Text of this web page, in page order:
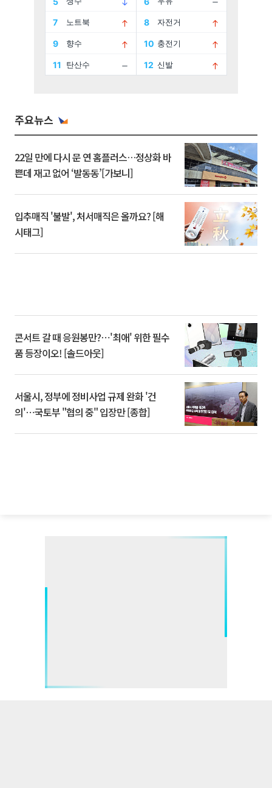
주요뉴스
22일 만에 다시 문 연 홈플러스…정상화 바
쁜데 재고 없어 ‘발동동’[가보니]
입추매직 '불발', 처서매직은 올까요? [해
시태그]
콘서트 갈 때 응원봉만?⋯'최애' 위한 필수
품 등장이오! [솔드아웃]
서울시, 정부에 정비사업 규제 완화 '건
의'⋯국토부 "협의 중" 입장만 [종합]